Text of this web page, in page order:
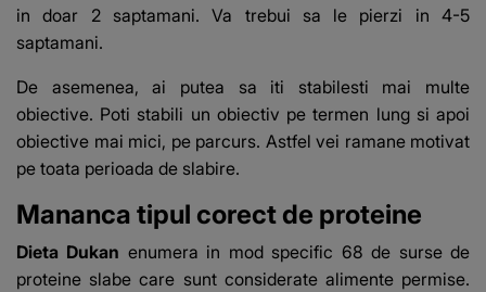
in doar 2 saptamani. Va trebui sa le pierzi in 4-5
saptamani.
De asemenea, ai putea sa iti stabilesti mai multe
obiective. Poti stabili un obiectiv pe termen lung si apoi
obiective mai mici, pe parcurs. Astfel vei ramane motivat
pe toata perioada de slabire.
Mananca tipul corect de proteine
Dieta Dukan enumera in mod specific 68 de surse de
proteine slabe care sunt considerate alimente permise.